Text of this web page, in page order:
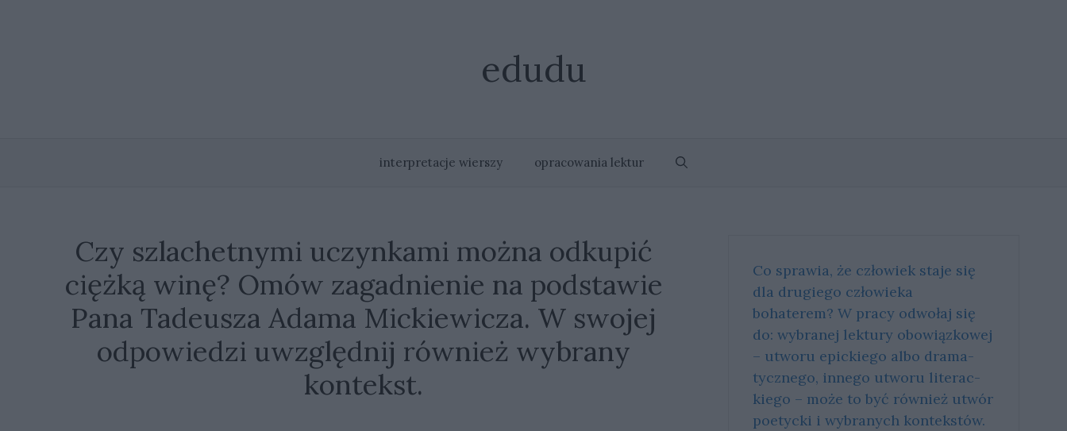
edudu
interpretacje wierszy opracowania lektur
Czy szlachetnymi uczynkami można odkupić
ciężką winę? Omów zagadnienie na podstawie
Pana Tadeusza Adama Mickiewicza. W swojej
odpowiedzi uwzględnij również wybrany
kontekst.
Co sprawia, że człowiek staje się
dla drugiego człowieka
bohaterem? W pra­cy od­wo­łaj się
do: wy­bra­nej lek­tu­ry obo­wiąz­ko­wej
– utwo­ru epic­kie­go albo dra­ma­
tycz­ne­go, in­ne­go utwo­ru li­te­rac­
kie­go – może to być rów­nież utwór
po­etyc­ki i wy­bra­nych kon­tek­stów.